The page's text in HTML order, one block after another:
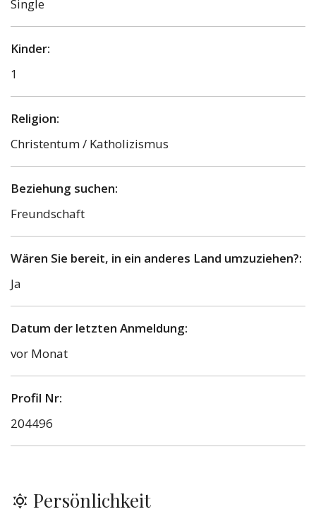
Single
Kinder:
1
Religion:
Christentum / Katholizismus
Beziehung suchen:
Freundschaft
Wären Sie bereit, in ein anderes Land umzuziehen?:
Ja
Datum der letzten Anmeldung:
vor Monat
Profil Nr:
204496
Persönlichkeit